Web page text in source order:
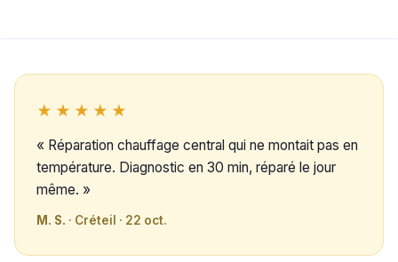
★★★★★
« Réparation chauffage central qui ne montait pas en
température. Diagnostic en 30 min, réparé le jour
même. »
M. S. · Créteil · 22 oct.